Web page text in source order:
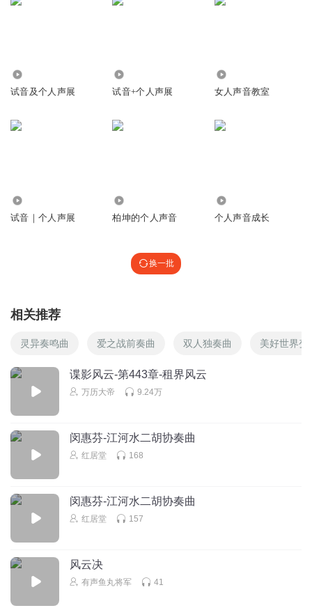
试音及个人声展 试音+个人声展 女人声音教室
试音｜个人声展 柏坤的个人声音 个人声音成长
换一批
相关推荐
灵异奏鸣曲 爱之战前奏曲 双人独奏曲 美好世界变
谍影风云-第443章-租界风云
万历大帝 9.24万
闵惠芬-江河水二胡协奏曲
红居堂 168
闵惠芬-江河水二胡协奏曲
红居堂 157
风云决
有声鱼丸将军 41